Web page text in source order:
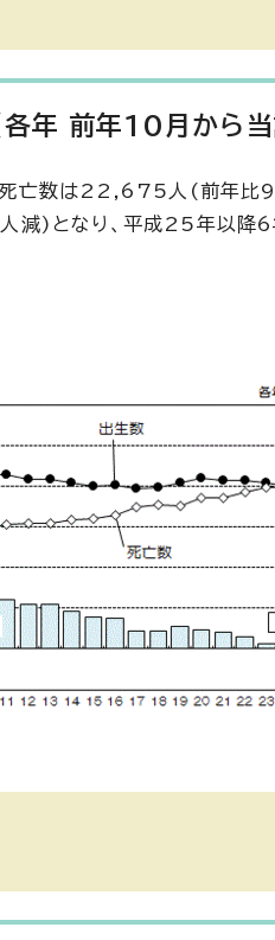
各年 前年10月から
数は22,675人(前年比
となり、平成25年以降6